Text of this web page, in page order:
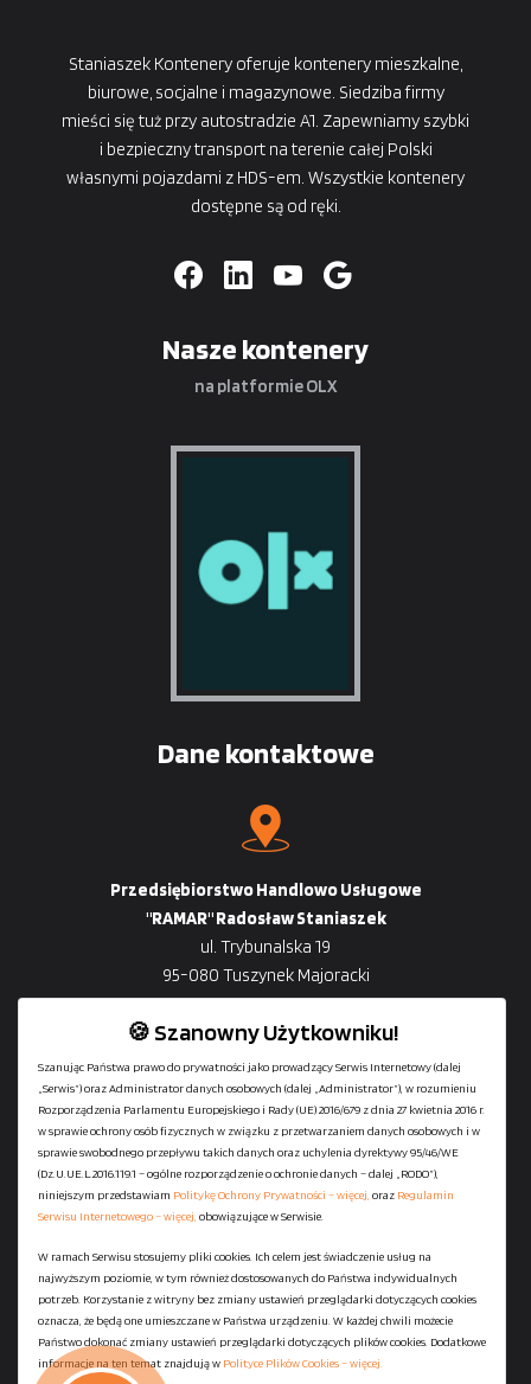
Staniaszek Kontenery oferuje kontenery mieszkalne,
biurowe, socjalne i magazynowe. Siedziba firmy
mieści się tuż przy autostradzie A1. Zapewniamy szybki
i bezpieczny transport na terenie całej Polski
własnymi pojazdami z HDS-em. Wszystkie kontenery
dostępne są od ręki.
Nasze kontenery
na platformie OLX
Dane kontaktowe
Przedsiębiorstwo Handlowo Usługowe
"RAMAR" Radosław Staniaszek
ul. Trybunalska 19
95-080 Tuszynek Majoracki
+48729-133-333
biuro@601144444.pl
Kontakt
Regulamin serwisu
Polityka Ochrony Prywatności
Polityka Plików Cookies
🍪 Szanowny Użytkowniku!
Szanując Państwa prawo do prywatności jako prowadzący Serwis Internetowy (dalej
„Serwis”) oraz Administrator danych osobowych (dalej „Administrator”), w rozumieniu
Rozporządzenia Parlamentu Europejskiego i Rady (UE) 2016/679 z dnia 27 kwietnia 2016 r.
w sprawie ochrony osób fizycznych w związku z przetwarzaniem danych osobowych i w
sprawie swobodnego przepływu takich danych oraz uchylenia dyrektywy 95/46/WE
(Dz.U.UE.L.2016.119.1 – ogólne rozporządzenie o ochronie danych – dalej „RODO”),
niniejszym przedstawiam Politykę Ochrony Prywatności – więcej, oraz Regulamin
Serwisu Internetowego – więcej, obowiązujące w Serwisie.
W ramach Serwisu stosujemy pliki cookies. Ich celem jest świadczenie usług na
najwyższym poziomie, w tym również dostosowanych do Państwa indywidualnych
potrzeb. Korzystanie z witryny bez zmiany ustawień przeglądarki dotyczących cookies
oznacza, że będą one umieszczane w Państwa urządzeniu. W każdej chwili możecie
Państwo dokonać zmiany ustawień przeglądarki dotyczących plików cookies. Dodatkowe
informacje na ten temat znajdują w Polityce Plików Cookies – więcej.